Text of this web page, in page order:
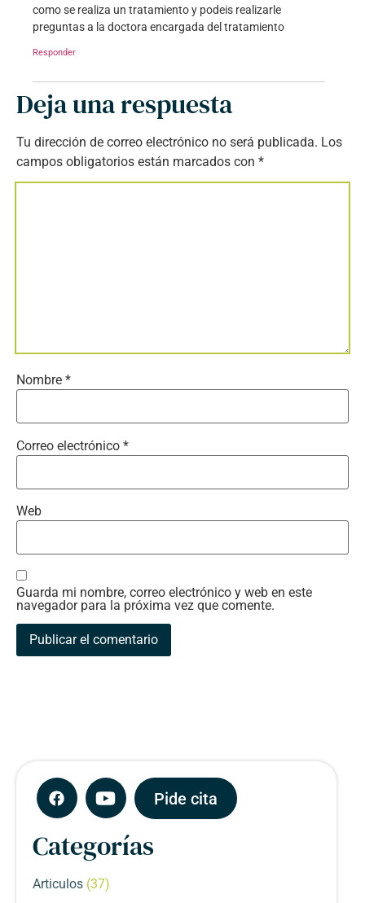
como se realiza un tratamiento y podeis realizarle
preguntas a la doctora encargada del tratamiento
Responder
Deja una respuesta
Tu dirección de correo electrónico no será publicada. Los
campos obligatorios están marcados con *
Nombre *
Correo electrónico *
Web
Guarda mi nombre, correo electrónico y web en este
navegador para la próxima vez que comente.
Pide cita
Categorías
Articulos (37)